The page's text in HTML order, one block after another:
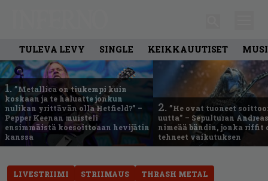
TULEVA LEVY SINGLE KEIKKAUUTISET
1. ”Metallica on tiukempi kuin
koskaan ja te haluatte jonkun
nulikan yrittävän olla Hetfield?” –
Pepper Keenan muisteli
ensimmäistä koesoittoaan hevijätin
kanssa
2. ”He ovat tuoneet
uutta” – Sepulturan
nimeää bändin, jonka riffit
tehneet vaikutuksen
LIVESTRIIMI STRIIMAUS
THRASH METAL